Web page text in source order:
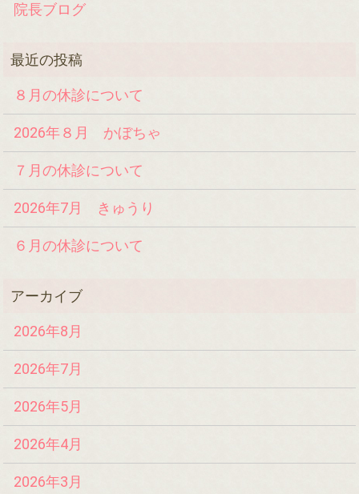
院長ブログ
８月の休診について
2026年８月 かぼちゃ
７月の休診について
2026年7月 きゅうり
６月の休診について
2026年8月
2026年7月
2026年5月
2026年4月
2026年3月